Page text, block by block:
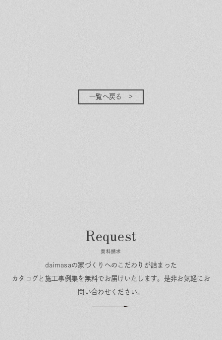
一覧へ戻る
資料請求
daimasaの家づくりへのこだわりが詰まった
カタログと施工事例集を無料でお届けいたします。 是非お気軽にお
問い合わせください。